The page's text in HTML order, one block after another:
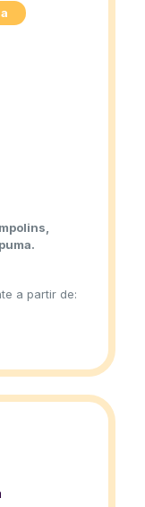
a partir de: